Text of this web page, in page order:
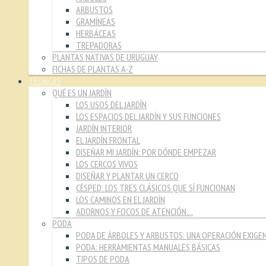
ARBUSTOS
GRAMÍNEAS
HERBÁCEAS
TREPADORAS
PLANTAS NATIVAS DE URUGUAY
FICHAS DE PLANTAS A-Z
TÉCNICAS
QUÉ ES UN JARDÍN
LOS USOS DEL JARDÍN
LOS ESPACIOS DEL JARDÍN Y SUS FUNCIONES
JARDÍN INTERIOR
EL JARDÍN FRONTAL
DISEÑAR MI JARDÍN: POR DÓNDE EMPEZAR
LOS CERCOS VIVOS
DISEÑAR Y PLANTAR UN CERCO
CÉSPED: LOS TRES CLÁSICOS QUE SÍ FUNCIONAN
LOS CAMINOS EN EL JARDÍN
ADORNOS Y FOCOS DE ATENCIÓN…
PODA
PODA DE ÁRBOLES Y ARBUSTOS: UNA OPERACIÓN
PODA: HERRAMIENTAS MANUALES BÁSICAS
TIPOS DE PODA